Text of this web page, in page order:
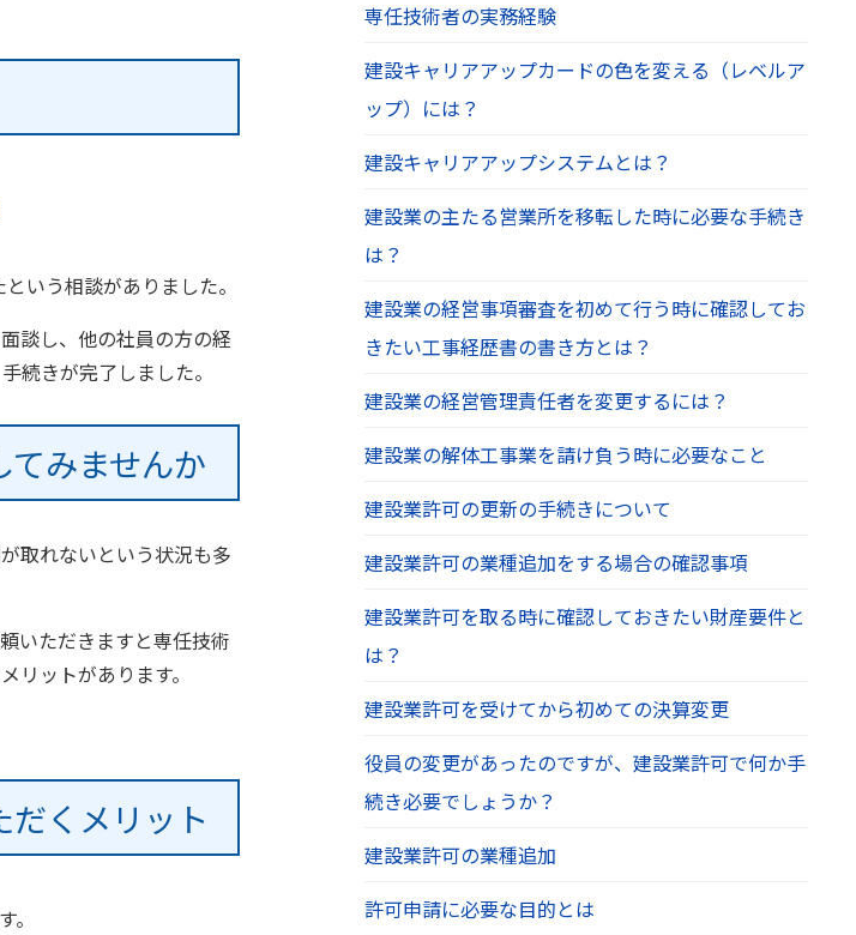
いう相談がありました。
談し、他の社員の方の経
続きが完了しました。
みませんか
取れないという状況も多
いただきますと専任技術
リットがあります。
くメリット
専任技術者の実務経験
建設キャリアアップカードの色を変える（レベルア
ップ）には？
建設キャリアアップシステムとは？
建設業の主たる営業所を移転した時に必要な手続き
は？
建設業の経営事項審査を初めて行う時に確認してお
きたい工事経歴書の書き方とは？
建設業の経営管理責任者を変更するには？
建設業の解体工事業を請け負う時に必要なこと
建設業許可の更新の手続きについて
建設業許可の業種追加をする場合の確認事項
建設業許可を取る時に確認しておきたい財産要件と
は？
建設業許可を受けてから初めての決算変更
役員の変更があったのですが、建設業許可で何か手
続き必要でしょうか？
建設業許可の業種追加
許可申請に必要な目的とは